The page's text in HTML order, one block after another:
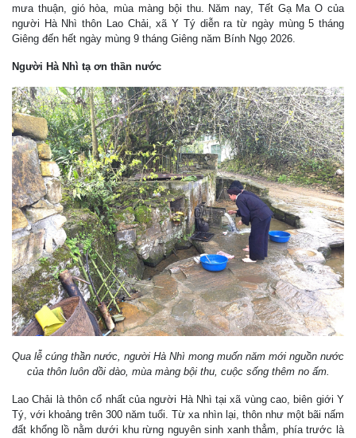
mưa thuận, gió hòa, mùa màng bội thu. Năm nay, Tết Gạ Ma O của
người Hà Nhì thôn Lao Chải, xã Y Tý diễn ra từ ngày mùng 5 tháng
Giêng đến hết ngày mùng 9 tháng Giêng năm Bính Ngọ 2026.
Người Hà Nhì tạ ơn thần nước
Qua lễ cúng thần nước, người Hà Nhì mong muốn năm mới nguồn nước
của thôn luôn dồi dào, mùa màng bội thu, cuộc sống thêm no ấm.
Lao Chải là thôn cổ nhất của người Hà Nhì tại xã vùng cao, biên giới Y
Tý, với khoảng trên 300 năm tuổi. Từ xa nhìn lại, thôn như một bãi nấm
đất khổng lồ nằm dưới khu rừng nguyên sinh xanh thẳm, phía trước là